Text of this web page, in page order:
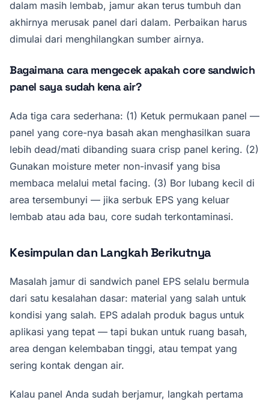
dalam masih lembab, jamur akan terus tumbuh dan
akhirnya merusak panel dari dalam. Perbaikan harus
dimulai dari menghilangkan sumber airnya.
Bagaimana cara mengecek apakah core sandwich
panel saya sudah kena air?
Ada tiga cara sederhana: (1) Ketuk permukaan panel —
panel yang core-nya basah akan menghasilkan suara
lebih dead/mati dibanding suara crisp panel kering. (2)
Gunakan moisture meter non-invasif yang bisa
membaca melalui metal facing. (3) Bor lubang kecil di
area tersembunyi — jika serbuk EPS yang keluar
lembab atau ada bau, core sudah terkontaminasi.
Kesimpulan dan Langkah Berikutnya
Masalah jamur di sandwich panel EPS selalu bermula
dari satu kesalahan dasar: material yang salah untuk
kondisi yang salah. EPS adalah produk bagus untuk
aplikasi yang tepat — tapi bukan untuk ruang basah,
area dengan kelembaban tinggi, atau tempat yang
sering kontak dengan air.
Kalau panel Anda sudah berjamur, langkah pertama